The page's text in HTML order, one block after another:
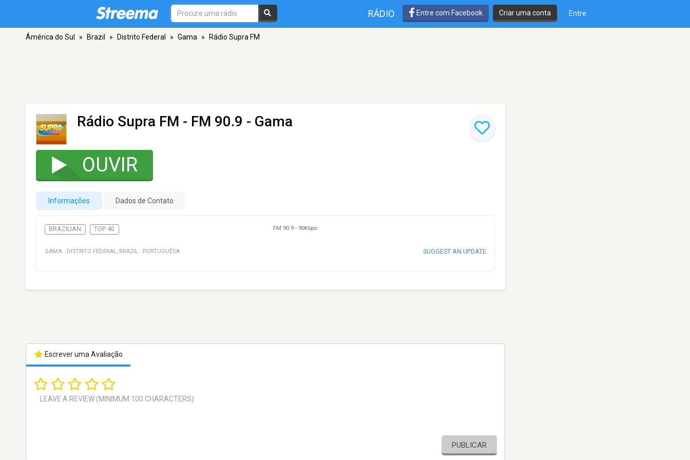
RÁDIO Entre com Facebook Criar uma conta Entre
Ámérica do Sul » Brazil » Distrito Federal » Gama » Rádio Supra FM
Rádio Supra FM - FM 90.9 - Gama
OUVIR
Informações Dados de Contato
BRAZILIAN TOP 40 FM 90.9 - 90Kbps
GAMA · DISTRITO FEDERAL, BRAZIL · PORTUGUÊSA SUGGEST AN UPDATE
Escrever uma Avaliação
PUBLICAR